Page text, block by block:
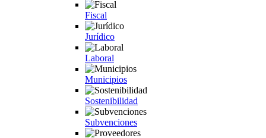
Fiscal
Jurídico
Laboral
Municipios
Sostenibilidad
Subvenciones